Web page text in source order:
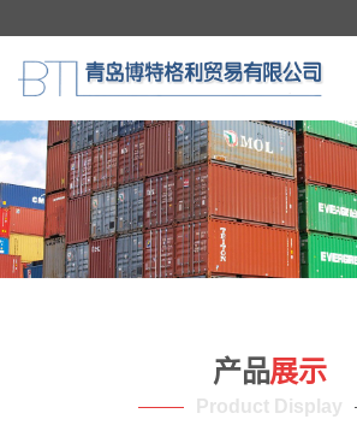
产品展示
Product Display